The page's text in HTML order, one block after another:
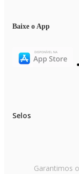
Baixe o App
Selos
Garantimos